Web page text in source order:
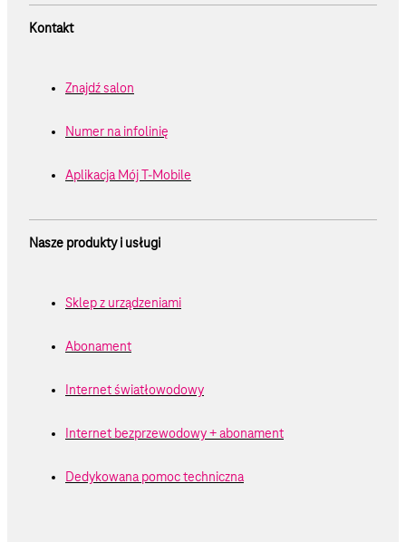
Kontakt
Znajdź salon
Numer na infolinię
Aplikacja Mój T-Mobile
Nasze produkty i usługi
Sklep z urządzeniami
Abonament
Internet światłowodowy
Internet bezprzewodowy + abonament
Dedykowana pomoc techniczna